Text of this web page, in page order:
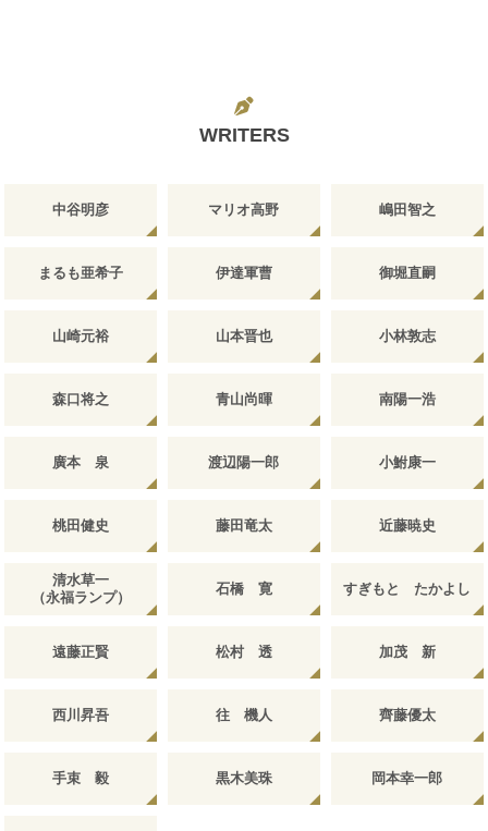
WRITERS
中谷明彦 マリオ高野 嶋田智之
まるも亜希子 伊達軍曹 御堀直嗣
山崎元裕 山本晋也 小林敦志
森口将之 青山尚暉 南陽一浩
廣本 泉 渡辺陽一郎 小鮒康一
桃田健史 藤田竜太 近藤暁史
清水草一
（永福ランプ）
石橋 寛 すぎもと たかよし
遠藤正賢 松村 透 加茂 新
西川昇吾 往 機人 齊藤優太
手束 毅 黒木美珠 岡本幸一郎